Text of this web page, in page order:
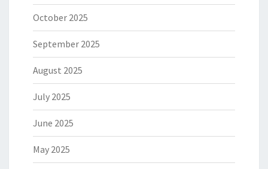
October 2025
September 2025
August 2025
July 2025
June 2025
May 2025